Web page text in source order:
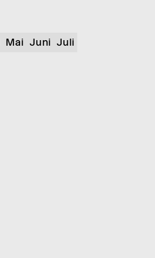
Mai Juni Juli